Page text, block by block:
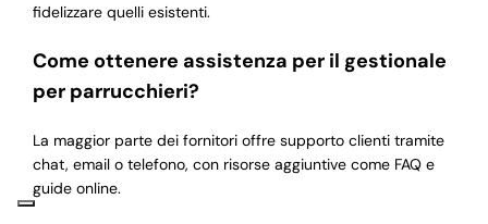
fidelizzare quelli esistenti.
Come ottenere assistenza per il gestionale
per parrucchieri?
La maggior parte dei fornitori offre supporto clienti tramite
chat, email o telefono, con risorse aggiuntive come FAQ e
guide online.